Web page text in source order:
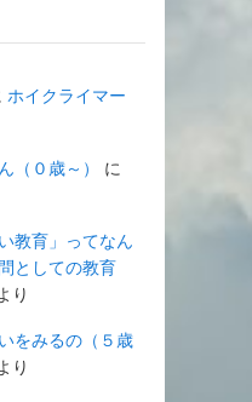
ホイクライマー
（０歳～）
に
教育」ってなん
としての教育
り
をみるの（５歳
り